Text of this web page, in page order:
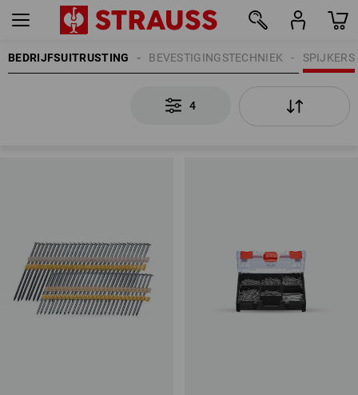
BEDRIJFSUITRUSTING SPIJKERS
BEVESTIGINGSTECHNIEK
4